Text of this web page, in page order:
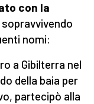
con la
sopravvivendo
nomi:
a Gibilterra nel
della baia per
partecipò alla